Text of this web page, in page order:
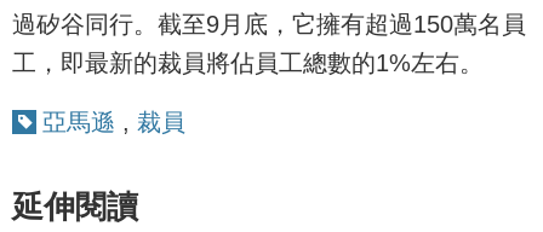
過矽谷同行。截至9月底，它擁有超過150萬名員
工，即最新的裁員將佔員工總數的1%左右。
亞馬遜 , 裁員
延伸閱讀